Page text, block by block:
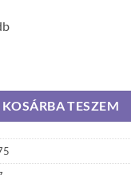
toalettpapír 60 db
KOSÁRBA TESZEM